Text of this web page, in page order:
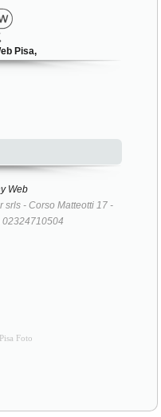
Pisa,
Web
srls - Corso Matteotti 17 -
02324710504
Foto